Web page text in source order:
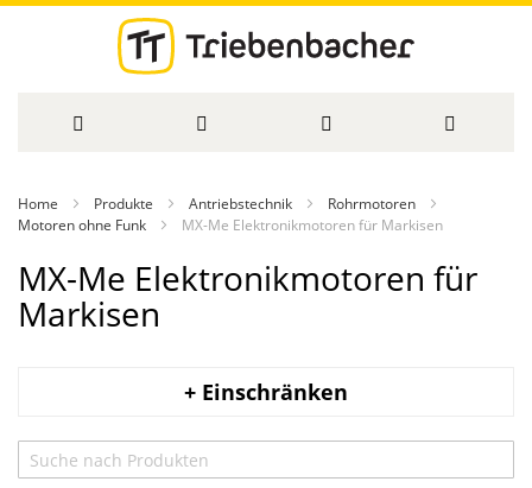
zum
Inhalt
Home Produkte Antriebstechnik
Rohrmotoren
Motoren ohne Funk
MX-Me Elektronikmotoren für Markisen
MX-Me Elektronikmotoren für
Markisen
+ Einschränken